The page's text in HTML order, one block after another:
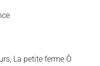
La petite ferme Ô